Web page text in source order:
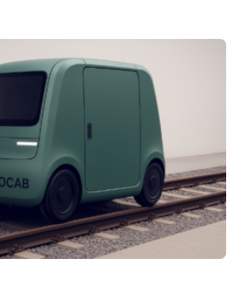
Ein softwarebasierter,
für die maritime und
Ziel ist es, Entwicklungskosten zu
in eine nachhaltige
Das Bundesministerium für
und Raumfahrt fördert das
einer Laufzeit von drei Jahren mit
der FH Kiel…